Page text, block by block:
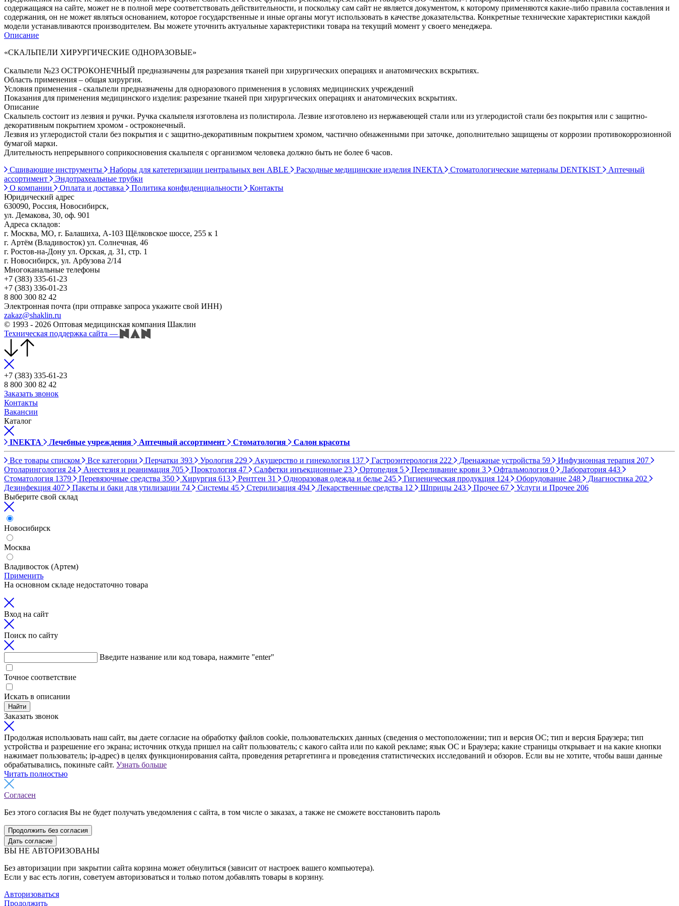
содержащаяся на сайте, может не в полной мере соответствовать действительности, и поскольку сам сайт не является документом, к которому применяются какие-либо правила составления и
содержания, он не может являться основанием, которое государственные и иные органы могут использовать в качестве доказательства. Конкретные технические характеристики каждой
модели устанавливаются производителем. Вы можете уточнить актуальные характеристики товара на текущий момент у своего менеджера.
Описание
«СКАЛЬПЕЛИ ХИРУРГИЧЕСКИЕ ОДНОРАЗОВЫЕ»
Скальпели №23 ОСТРОКОНЕЧНЫЙ предназначены для разрезания тканей при хирургических операциях и анатомических вскрытиях.
Область применения – общая хирургия.
Условия применения - скальпели предназначены для одноразового применения в условиях медицинских учреждений
Показания для применения медицинского изделия: разрезание тканей при хирургических операциях и анатомических вскрытиях.
Описание
Скальпель состоит из лезвия и ручки. Ручка скальпеля изготовлена из полистирола. Лезвие изготовлено из нержавеющей стали или из углеродистой стали без покрытия или с защитно-
декоративным покрытием хромом - остроконечный.
Лезвия из углеродистой стали без покрытия и с защитно-декоративным покрытием хромом, частично обнаженными при заточке, дополнительно защищены от коррозии противокоррозионной
бумагой марки.
Длительность непрерывного соприкосновения скальпеля с организмом человека должно быть не более 6 часов.
Сшивающие инструменты
Наборы для катетеризации центральных вен ABLE Расходные медицинские изделия INEKTA Стоматологические материалы DENTKIST
Аптечный
ассортимент
Эндотрахеальные трубки
О компании
Оплата и доставка Политика конфиденциальности
Контакты
Юридический адрес
630090, Россия, Новосибирск,
ул. Демакова, 30, оф. 901
Адреса складов:
г. Москва, МО, г. Балашиха, А-103 Щёлковское шоссе, 255 к 1
г. Артём (Владивосток) ул. Солнечная, 46
г. Ростов-на-Дону ул. Орская, д. 31, стр. 1
г. Новосибирск, ул. Арбузова 2/14
Многоканальные телефоны
+7 (383) 335-61-23
+7 (383) 336-01-23
8 800 300 82 42
Электронная почта (при отправке запроса укажите свой ИНН)
zakaz@shaklin.ru
© 1993 - 2026 Оптовая медицинская компания Шаклин
Техническая поддержка сайта —
+7 (383) 335-61-23
8 800 300 82 42
Заказать звонок
Контакты
Вакансии
Каталог
INEKTA Лечебные учреждения Аптечный ассортимент Стоматология Салон красоты
Все товары списком Все категории Перчатки 393 Урология 229 Акушерство и гинекология 137 Гастроэнтерология 222 Дренажные устройства 59 Инфузионная терапия 207
Отоларингология 24 Анестезия и реанимация 705 Проктология 47 Салфетки инъекционные 23 Ортопедия 5 Переливание крови 3 Офтальмология 0 Лаборатория 443
Стоматология 1379 Перевязочные средства 350 Хирургия 613 Рентген 31 Одноразовая одежда и белье 245 Гигиеническая продукция 124 Оборудование 248 Диагностика 202
Дезинфекция 407 Пакеты и баки для утилизации 74 Системы 45 Стерилизация 494 Лекарственные средства 12 Шприцы 243 Прочее 67 Услуги и Прочее 206
Выберите свой склад
Новосибирск
Москва
Владивосток (Артем)
Применить
На основном складе недостаточно товара
Вход на сайт
Поиск по сайту
Введите название или код товара, нажмите "enter"
Точное соответствие
Искать в описании
Найти
Заказать звонок
Продолжая использовать наш сайт, вы даете согласие на обработку файлов cookie, пользовательских данных (сведения о местоположении; тип и версия ОС; тип и версия Браузера; тип
устройства и разрешение его экрана; источник откуда пришел на сайт пользователь; с какого сайта или по какой рекламе; язык ОС и Браузера; какие страницы открывает и на какие кнопки
нажимает пользователь; ip-адрес) в целях функционирования сайта, проведения ретаргетинга и проведения статистических исследований и обзоров. Если вы не хотите, чтобы ваши данные
обрабатывались, покиньте сайт. Узнать больше
Читать полностью
Согласен
Без этого согласия Вы не будет получать уведомления с сайта, в том числе о заказах, а также не сможете восстановить пароль
Продолжить без согласия
Дать согласие
ВЫ НЕ АВТОРИЗОВАНЫ
Без авторизации при закрытии сайта корзина может обнулиться (зависит от настроек вашего компьютера).
Если у вас есть логин, советуем авторизоваться и только потом добавлять товары в корзину.
Авторизоваться
Продолжить